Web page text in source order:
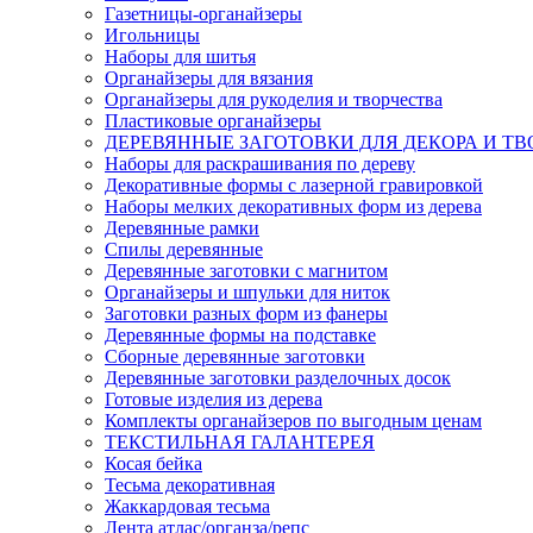
Газетницы-органайзеры
Игольницы
Наборы для шитья
Органайзеры для вязания
Органайзеры для рукоделия и творчества
Пластиковые органайзеры
ДЕРЕВЯННЫЕ ЗАГОТОВКИ ДЛЯ ДЕКОРА И
Наборы для раскрашивания по дереву
Декоративные формы с лазерной гравировкой
Наборы мелких декоративных форм из дерева
Деревянные рамки
Спилы деревянные
Деревянные заготовки с магнитом
Органайзеры и шпульки для ниток
Заготовки разных форм из фанеры
Деревянные формы на подставке
Сборные деревянные заготовки
Деревянные заготовки разделочных досок
Готовые изделия из дерева
Комплекты органайзеров по выгодным ценам
ТЕКСТИЛЬНАЯ ГАЛАНТЕРЕЯ
Косая бейка
Тесьма декоративная
Жаккардовая тесьма
Лента атлас/органза/репс